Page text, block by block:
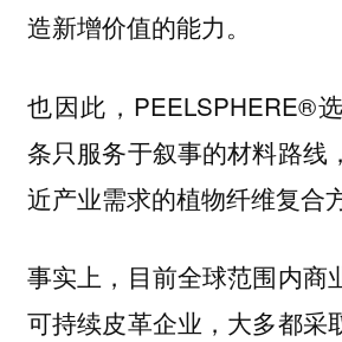
造新增价值的能力。
也因此，PEELSPHERE®
条只服务于叙事的材料路线
近产业需求的植物纤维复合
事实上，目前全球范围内商
可持续皮革企业，大多都采